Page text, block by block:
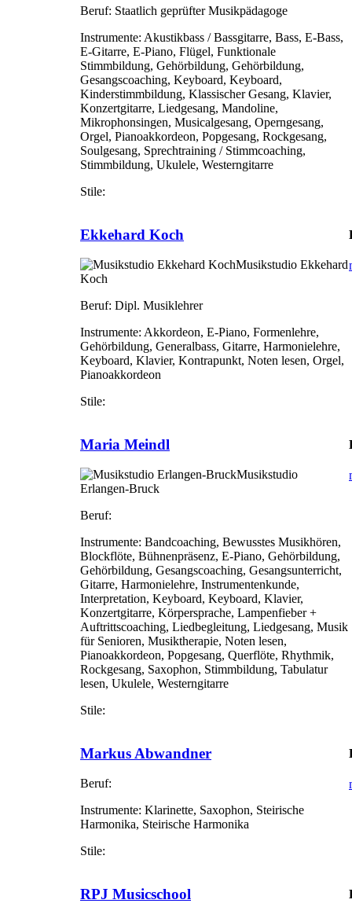
Beruf: Staatlich geprüfter Musikpädagoge
Instrumente: Akustikbass / Bassgitarre, Bass, E-Bass,
E-Gitarre, E-Piano, Flügel, Funktionale
Stimmbildung, Gehörbildung, Gehörbildung,
Gesangscoaching, Keyboard, Keyboard,
Kinderstimmbildung, Klassischer Gesang, Klavier,
Konzertgitarre, Liedgesang, Mandoline,
Mikrophonsingen, Musicalgesang, Operngesang,
Orgel, Pianoakkordeon, Popgesang, Rockgesang,
Soulgesang, Sprechtraining / Stimmcoaching,
Stimmbildung, Ukulele, Westerngitarre
Stile:
Ekkehard Koch
Musikstudio Ekkehard
Koch
Beruf: Dipl. Musiklehrer
Instrumente: Akkordeon, E-Piano, Formenlehre,
Gehörbildung, Generalbass, Gitarre, Harmonielehre,
Keyboard, Klavier, Kontrapunkt, Noten lesen, Orgel,
Pianoakkordeon
Stile:
Maria Meindl
Musikstudio
Erlangen-Bruck
Beruf:
Instrumente: Bandcoaching, Bewusstes Musikhören,
Blockflöte, Bühnenpräsenz, E-Piano, Gehörbildung,
Gehörbildung, Gesangscoaching, Gesangsunterricht,
Gitarre, Harmonielehre, Instrumentenkunde,
Interpretation, Keyboard, Keyboard, Klavier,
Konzertgitarre, Körpersprache, Lampenfieber +
Auftrittscoaching, Liedbegleitung, Liedgesang, Musik
für Senioren, Musiktherapie, Noten lesen,
Pianoakkordeon, Popgesang, Querflöte, Rhythmik,
Rockgesang, Saxophon, Stimmbildung, Tabulatur
lesen, Ukulele, Westerngitarre
Stile:
Markus Abwandner
Beruf:
Instrumente: Klarinette, Saxophon, Steirische
Harmonika, Steirische Harmonika
Stile:
RPJ Musicschool